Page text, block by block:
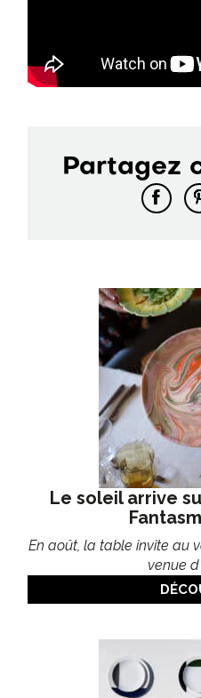
Partagez
Le soleil arrive
En août, la table invite au
venue